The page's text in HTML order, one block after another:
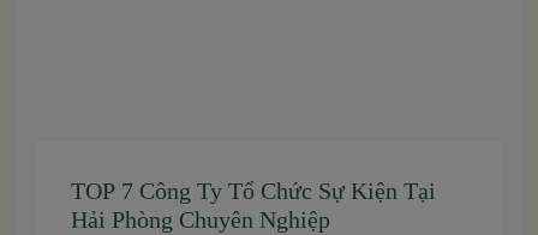
TOP 7 Công Ty Tổ Chức Sự Kiện Tại
Hải Phòng Chuyên Nghiệp